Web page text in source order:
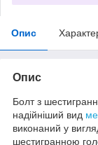
Опис
Опис
Болт з
надійніший вид
виконаний у
шестигранною